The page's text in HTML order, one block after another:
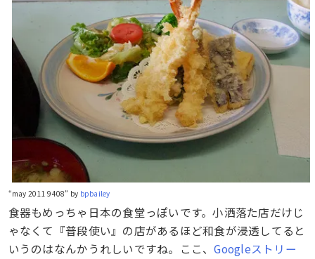
“may 2011 9408” by bpbailey
食器もめっちゃ日本の食堂っぽいです。小洒落た店だけじ
ゃなくて『普段使い』の店があるほど和食が浸透してると
いうのはなんかうれしいですね。ここ、Googleストリー